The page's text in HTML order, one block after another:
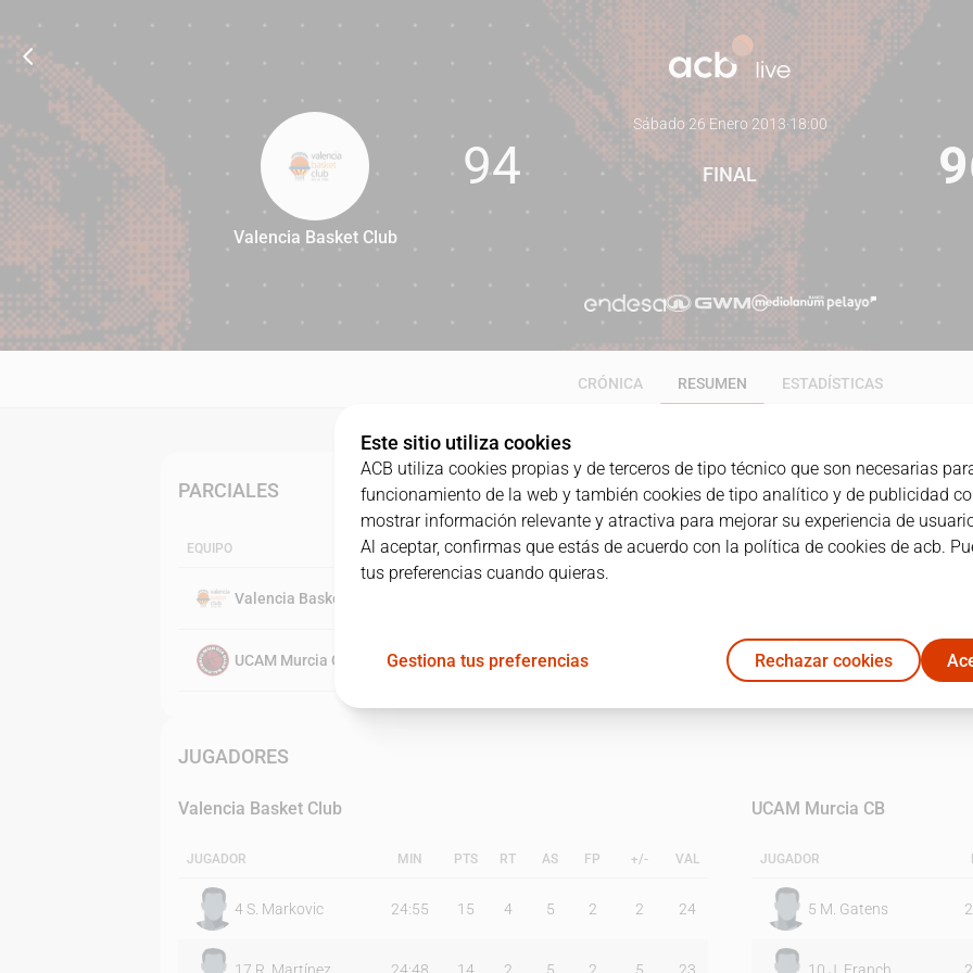
94
Valencia Basket Club
94
Sábado 26 Enero 2013·18:00
FINAL
CRÓNICA RESUMEN ESTADÍSTICAS
PARCIALES
EQUIPO 1C 2C
Valencia Basket Club
UCAM Murcia CB 15 20
JUGADORES
Valencia Basket Club
JUGADOR MIN PTS RT AS FP +/- VAL
4S. Markovic 24:55 15 4 5 2 2 24
UCAM Murcia CB
JUGADOR
5 M. Gatens
Este sitio utiliza cookies
ACB utiliza cookies propias y de terceros de tipo técnico que son necesarias
funcionamiento de la web y también cookies de tipo analítico y de publicidad
mostrar información relevante y atractiva para mejorar su experiencia de
Al aceptar, confirmas que estás de acuerdo con la política de cookies de acb.
tus preferencias cuando quieras.
Gestiona tus preferencias Rechazar cookies